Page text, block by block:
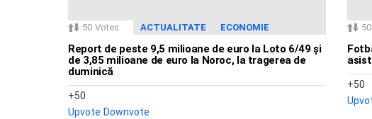
50 Votes ACTUALITATE ECONOMIE
Report de peste 9,5 milioane de euro la Loto 6/49 și
de 3,85 milioane de euro la Noroc, la tragerea de
duminică
50
Upvote Downvote
50
50